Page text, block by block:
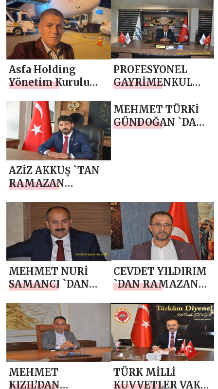
RAMAZAN
BAYRAMI MESAJI
BAYRAMI MESAJI
Asfa Holding
Yönetim Kurulu
Atasoy `dan
Ramazan Bayramı
Mesajı
PROFESYONEL
GAYRİMENKUL
ÇANAKKALE BİGA
VE
GAZİANTEP`DEN
AZİZ AKKUŞ `TAN
RAMAZAN
MEHMET TÜRKİ
GÜNDOĞAN `DAN
MEHMET NURİ
SAMANCI `DAN
BAYRAMI MESAJI
CEVDET YILDIRIM
`DAN RAMAZAN
MEHMET
KIZIL’DAN
TÜRK MİLLİ
KUVVETLER VAKFI